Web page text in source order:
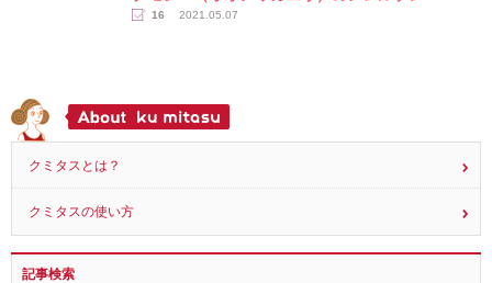
16 2021.05.07
クミタスとは？
クミタスの使い方
記事検索